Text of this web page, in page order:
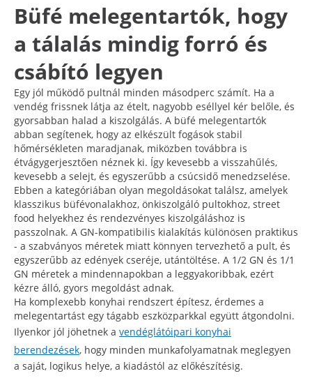
Büfé melegentartók, hogy
a tálalás mindig forró és
csábító legyen
Egy jól működő pultnál minden másodperc számít. Ha a
vendég frissnek látja az ételt, nagyobb eséllyel kér belőle, és
gyorsabban halad a kiszolgálás. A büfé melegentartók
abban segítenek, hogy az elkészült fogások stabil
hőmérsékleten maradjanak, miközben továbbra is
étvágygerjesztően néznek ki. Így kevesebb a visszahűlés,
kevesebb a selejt, és egyszerűbb a csúcsidő menedzselése.
Ebben a kategóriában olyan megoldásokat találsz, amelyek
klasszikus büfévonalakhoz, önkiszolgáló pultokhoz, street
food helyekhez és rendezvényes kiszolgáláshoz is
passzolnak. A GN-kompatibilis kialakítás különösen praktikus
- a szabványos méretek miatt könnyen tervezhető a pult, és
egyszerűbb az edények cseréje, utántöltése. A 1/2 GN és 1/1
GN méretek a mindennapokban a leggyakoribbak, ezért
kézre álló, gyors megoldást adnak.
Ha komplexebb konyhai rendszert építesz, érdemes a
melegentartást egy tágabb eszközparkkal együtt átgondolni.
Ilyenkor jól jöhetnek a vendéglátóipari konyhai
berendezések, hogy minden munkafolyamatnak meglegyen
a saját, logikus helye, a kiadástól az előkészítésig.